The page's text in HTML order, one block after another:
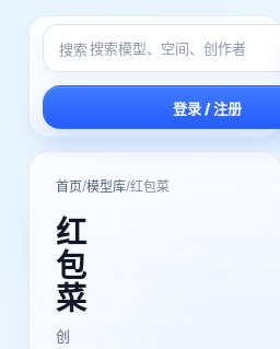
搜索
登录 / 注册
首页/模型库/红包菜
红
包
菜
创